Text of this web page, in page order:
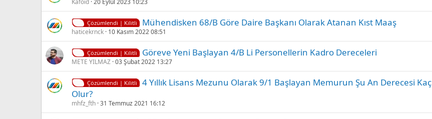
Çözümlendi | Kilitli Mühendisken 68/B Göre Daire Başkanı Olarak Atanan Kıst Maaş
haticekrnck 10 Kasım 2022 08:51
Çözümlendi | Kilitli Göreve Yeni Başlayan 4/B Li Personellerin Kadro Dereceleri
METE YILMAZ 03 Şubat 2022 13:27
Çözümlendi | Kilitli
4 Yıllık Lisans Mezunu Olarak 9/1 Başlayan Memurun Şu An Derecesi Kaç
Olur?
mhfz_fth 31 Temmuz 2021 16:12